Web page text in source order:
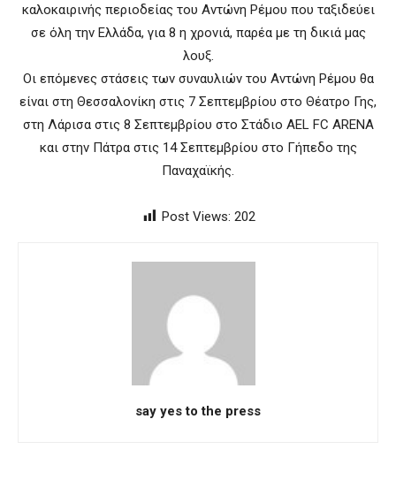
καλοκαιρινής περιοδείας του Αντώνη Ρέμου που ταξιδεύει
σε όλη την Ελλάδα, για 8 η χρονιά, παρέα με τη δικιά μας
λουξ.
Οι επόμενες στάσεις των συναυλιών του Αντώνη Ρέμου θα
είναι στη Θεσσαλονίκη στις 7 Σεπτεμβρίου στο Θέατρο Γης,
στη Λάρισα στις 8 Σεπτεμβρίου στο Στάδιο AEL FC ARENA
και στην Πάτρα στις 14 Σεπτεμβρίου στο Γήπεδο της
Παναχαϊκής.
Post Views: 202
say yes to the press